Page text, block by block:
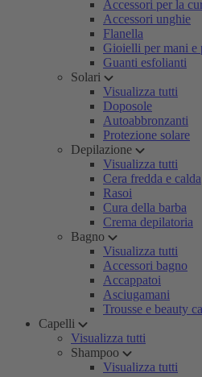
Accessori per la
Accessori unghie
Flanella
Gioielli per mani e
Guanti esfolianti
Solari
Visualizza tutti
Doposole
Autoabbronzanti
Protezione solare
Depilazione
Visualizza tutti
Cera fredda e calda
Rasoi
Cura della barba
Crema depilatoria
Bagno
Visualizza tutti
Accessori bagno
Accappatoi
Asciugamani
Trousse e beauty
Capelli
Visualizza tutti
Shampoo
Visualizza tutti